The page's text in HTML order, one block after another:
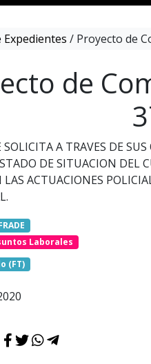
Expedientes / Proyecto de
de
SOLICITA A TRAVES DE
DE SITUACION DEL
ACTUACIONES
Laborales
(FT)